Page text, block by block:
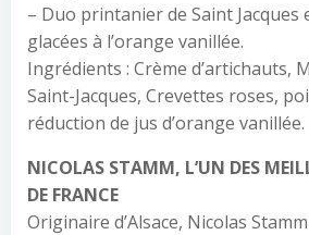
– Duo printanier de Saint Jacques
glacées à l’orange vanillée.
Ingrédients : Crème d’artichauts,
Saint-Jacques, Crevettes roses,
réduction de jus d’orange vanillée.
NICOLAS STAMM, L’UN DES
DE FRANCE
Originaire d’Alsace, Nicolas